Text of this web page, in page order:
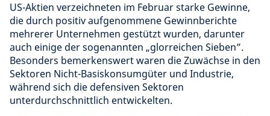
US-Aktien verzeichneten im Februar starke Gewinne,
die durch positiv aufgenommene Gewinnberichte
mehrerer Unternehmen gestützt wurden, darunter
auch einige der sogenannten „glorreichen Sieben”.
Besonders bemerkenswert waren die Zuwächse in den
Sektoren Nicht-Basiskonsumgüter und Industrie,
während sich die defensiven Sektoren
unterdurchschnittlich entwickelten.